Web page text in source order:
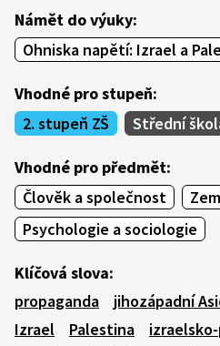
Námět do výuky:
Ohniska napětí: Izrael a
Vhodné pro stupeň:
2. stupeň ZŠ
Střední
Vhodné pro předmět:
Člověk a společnost
Psychologie a sociologie
Klíčová slova:
propaganda
jihozápadní
Izrael
Palestina